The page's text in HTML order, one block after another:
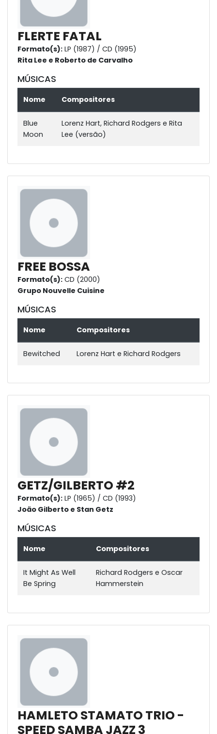
FLERTE FATAL
Formato(s): LP (1987) / CD (1995)
Rita Lee e Roberto de Carvalho
MÚSICAS
Nome Compositores
Blue
Moon
Lorenz Hart, Richard Rodgers e Rita
Lee (versão)
FREE BOSSA
Formato(s): CD (2000)
Grupo Nouvelle Cuisine
MÚSICAS
Nome Compositores
Bewitched Lorenz Hart e Richard Rodgers
GETZ/GILBERTO #2
Formato(s): LP (1965) / CD (1993)
João Gilberto e Stan Getz
MÚSICAS
Nome Compositores
It Might As Well
Be Spring
Richard Rodgers e Oscar
Hammerstein
HAMLETO STAMATO TRIO -
SPEED SAMBA JAZZ 3